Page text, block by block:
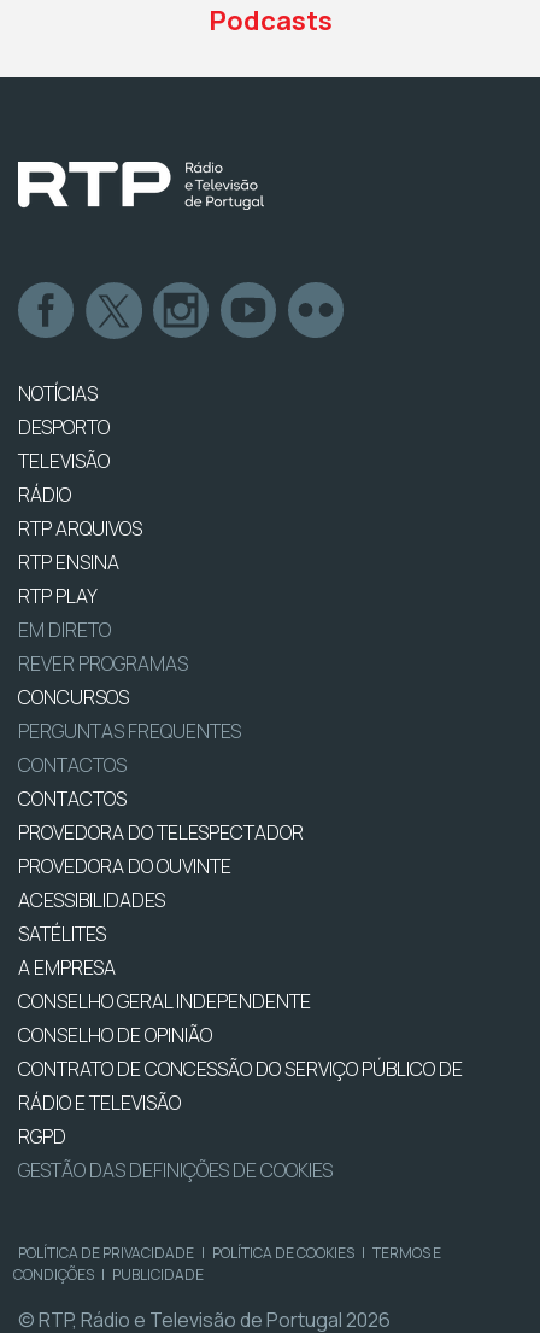
Podcasts
NOTÍCIAS
DESPORTO
TELEVISÃO
RÁDIO
RTP ARQUIVOS
RTP ENSINA
RTP PLAY
EM DIRETO
REVER PROGRAMAS
CONCURSOS
PERGUNTAS FREQUENTES
CONTACTOS
CONTACTOS
PROVEDORA DO TELESPECTADOR
PROVEDORA DO OUVINTE
ACESSIBILIDADES
SATÉLITES
A EMPRESA
CONSELHO GERAL INDEPENDENTE
CONSELHO DE OPINIÃO
CONTRATO DE CONCESSÃO DO SERVIÇO PÚBLICO DE
RÁDIO E TELEVISÃO
RGPD
GESTÃO DAS DEFINIÇÕES DE COOKIES
POLÍTICA DE PRIVACIDADE | POLÍTICA DE COOKIES | TERMOS E
CONDIÇÕES | PUBLICIDADE
© RTP, Rádio e Televisão de Portugal 2026